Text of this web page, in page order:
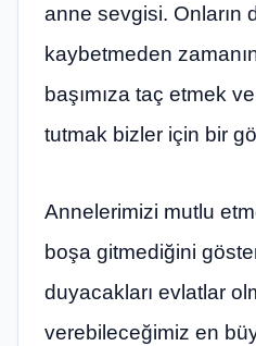
anne sevgisi. Onların
kaybetmeden
başımıza taç etmek
tutmak bizler için bir
Annelerimizi mutlu
boşa gitmediğini
duyacakları evlatlar
verebileceğimiz en